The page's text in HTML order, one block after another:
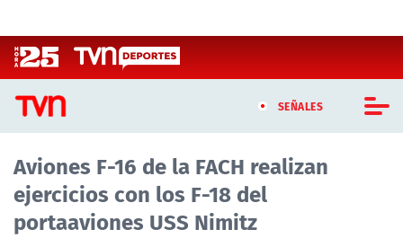
SEÑALES
CASTING MASTERCHEF CHILE
CASTING TVN VERTICAL
Aviones F-16 de la FACH realizan
ejercicios con los F-18 del
portaaviones USS Nimitz